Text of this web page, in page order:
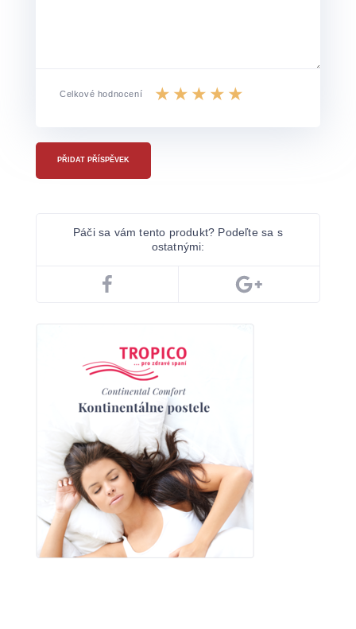
Celkové hodnocení
PŘIDAT PŘÍSPĚVEK
Páči sa vám tento produkt? Podeľte sa s
ostatnými: